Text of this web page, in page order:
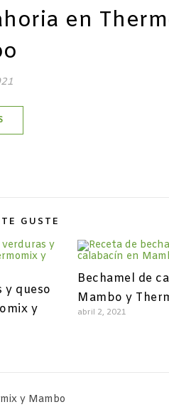
en
GUSTE
y queso
y
Bechamel de
Mambo y
abril 2, 2021